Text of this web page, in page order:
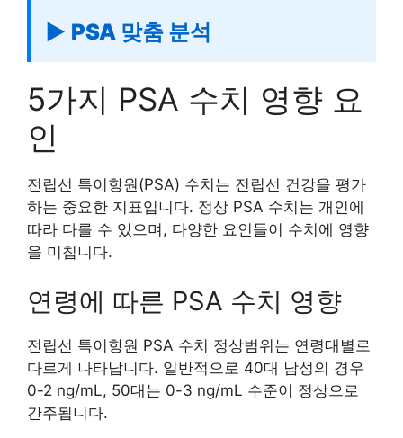
▶ PSA 맞춤 분석
5가지 PSA 수치 영향 요
인
전립선 특이항원(PSA) 수치는 전립선 건강을 평가
하는 중요한 지표입니다. 정상 PSA 수치는 개인에
따라 다를 수 있으며, 다양한 요인들이 수치에 영향
을 미칩니다.
연령에 따른 PSA 수치 영향
전립선 특이항원 PSA 수치 정상범위는 연령대별로
다르게 나타납니다. 일반적으로 40대 남성의 경우
0-2 ng/mL, 50대는 0-3 ng/mL 수준이 정상으로
간주됩니다.